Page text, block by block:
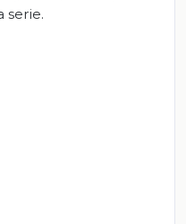
serie.